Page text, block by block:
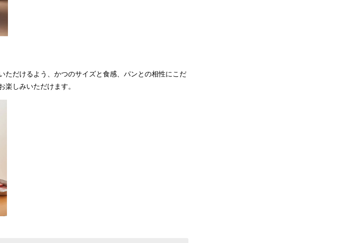
ただけるよう、かつのサイズと食感、パンとの相性にこだ
楽しみいただけます。